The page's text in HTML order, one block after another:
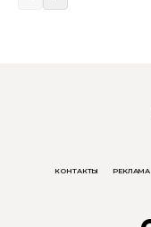
КОНТАКТЫ РЕКЛАМА